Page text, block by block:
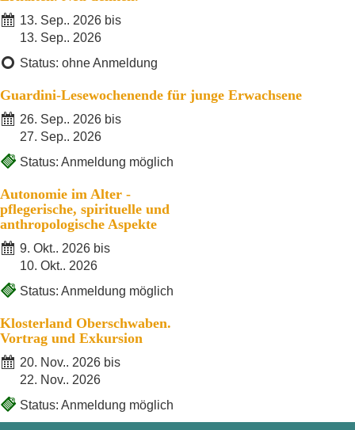
13. Sep.. 2026 bis
13. Sep.. 2026
Status: ohne Anmeldung
Guardini-Lesewochenende für junge Erwachsene
26. Sep.. 2026 bis
27. Sep.. 2026
Status: Anmeldung möglich
Autonomie im Alter -
pflegerische, spirituelle und
anthropologische Aspekte
9. Okt.. 2026 bis
10. Okt.. 2026
Status: Anmeldung möglich
Klosterland Oberschwaben.
Vortrag und Exkursion
20. Nov.. 2026 bis
22. Nov.. 2026
Status: Anmeldung möglich